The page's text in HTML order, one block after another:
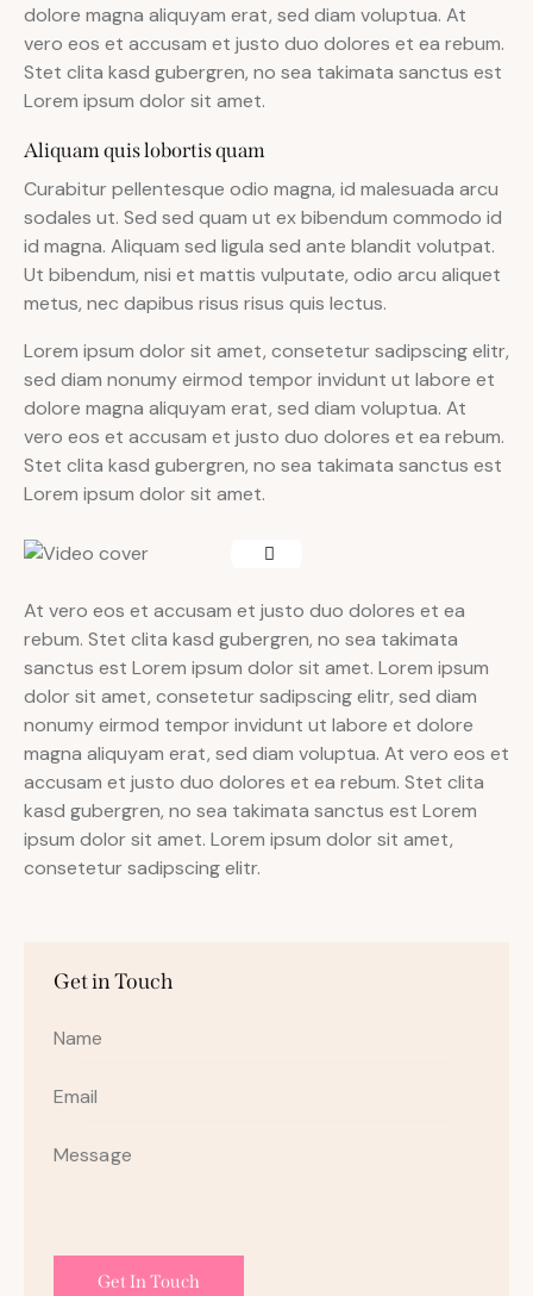
dolore magna aliquyam erat, sed diam voluptua. At
vero eos et accusam et justo duo dolores et ea rebum.
Stet clita kasd gubergren, no sea takimata sanctus est
Lorem ipsum dolor sit amet.
Aliquam quis lobortis quam
Curabitur pellentesque odio magna, id malesuada arcu
sodales ut. Sed sed quam ut ex bibendum commodo id
id magna. Aliquam sed ligula sed ante blandit volutpat.
Ut bibendum, nisi et mattis vulputate, odio arcu aliquet
metus, nec dapibus risus risus quis lectus.
Lorem ipsum dolor sit amet, consetetur sadipscing elitr,
sed diam nonumy eirmod tempor invidunt ut labore et
dolore magna aliquyam erat, sed diam voluptua. At
vero eos et accusam et justo duo dolores et ea rebum.
Stet clita kasd gubergren, no sea takimata sanctus est
Lorem ipsum dolor sit amet.
At vero eos et accusam et justo duo dolores et ea
rebum. Stet clita kasd gubergren, no sea takimata
sanctus est Lorem ipsum dolor sit amet. Lorem ipsum
dolor sit amet, consetetur sadipscing elitr, sed diam
nonumy eirmod tempor invidunt ut labore et dolore
magna aliquyam erat, sed diam voluptua. At vero eos et
accusam et justo duo dolores et ea rebum. Stet clita
kasd gubergren, no sea takimata sanctus est Lorem
ipsum dolor sit amet. Lorem ipsum dolor sit amet,
consetetur sadipscing elitr.
Get in Touch